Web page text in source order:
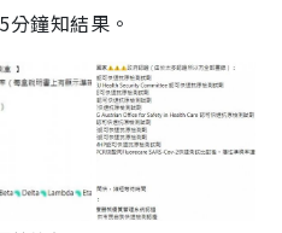
鐘知結果。